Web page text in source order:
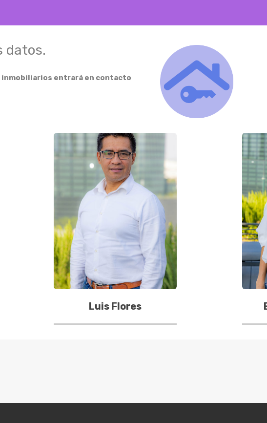
datos.
inmobiliarios entrará en contacto
Luis Flores